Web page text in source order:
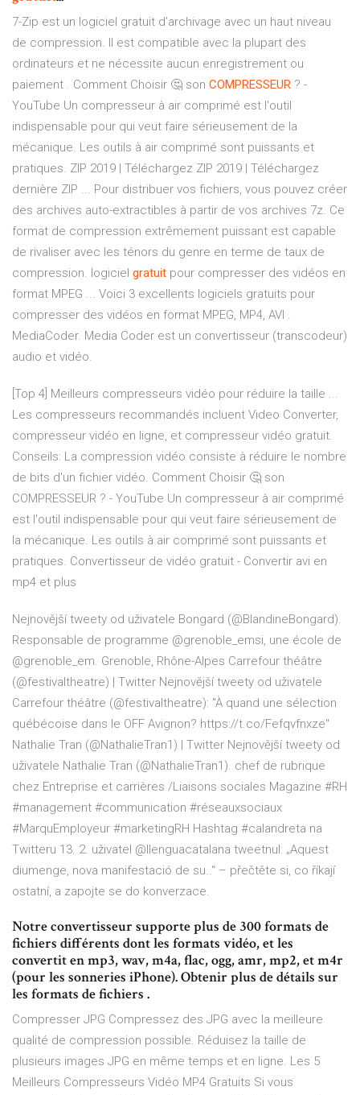
7-Zip est un logiciel gratuit d’archivage avec un haut niveau
de compression. Il est compatible avec la plupart des
ordinateurs et ne nécessite aucun enregistrement ou
paiement . Comment Choisir 🤔 son COMPRESSEUR ? -
YouTube Un compresseur à air comprimé est l'outil
indispensable pour qui veut faire sérieusement de la
mécanique. Les outils à air comprimé sont puissants et
pratiques. ZIP 2019 | Téléchargez ZIP 2019 | Téléchargez
dernière ZIP ... Pour distribuer vos fichiers, vous pouvez créer
des archives auto-extractibles à partir de vos archives 7z. Ce
format de compression extrêmement puissant est capable
de rivaliser avec les ténors du genre en terme de taux de
compression. logiciel gratuit pour compresser des vidéos en
format MPEG ... Voici 3 excellents logiciels gratuits pour
compresser des vidéos en format MPEG, MP4, AVI .
MediaCoder. Media Coder est un convertisseur (transcodeur)
audio et vidéo.
[Top 4] Meilleurs compresseurs vidéo pour réduire la taille ...
Les compresseurs recommandés incluent Video Converter,
compresseur vidéo en ligne, et compresseur vidéo gratuit.
Conseils: La compression vidéo consiste à réduire le nombre
de bits d'un fichier vidéo. Comment Choisir 🤔 son
COMPRESSEUR ? - YouTube Un compresseur à air comprimé
est l'outil indispensable pour qui veut faire sérieusement de
la mécanique. Les outils à air comprimé sont puissants et
pratiques. Convertisseur de vidéo gratuit - Convertir avi en
mp4 et plus
Nejnovější tweety od uživatele Bongard (@BlandineBongard).
Responsable de programme @grenoble_emsi, une école de
@grenoble_em. Grenoble, Rhône-Alpes Carrefour théâtre
(@festivaltheatre) | Twitter Nejnovější tweety od uživatele
Carrefour théâtre (@festivaltheatre): "À quand une sélection
québécoise dans le OFF Avignon? https://t.co/Fefqvfnxze"
Nathalie Tran (@NathalieTran1) | Twitter Nejnovější tweety od
uživatele Nathalie Tran (@NathalieTran1). chef de rubrique
chez Entreprise et carrières /Liaisons sociales Magazine #RH
#management #communication #réseauxsociaux
#MarquEmployeur #marketingRH Hashtag #calandreta na
Twitteru 13. 2. uživatel @llenguacatalana tweetnul: „Aquest
diumenge, nova manifestació de su..“ – přečtěte si, co říkají
ostatní, a zapojte se do konverzace.
Notre convertisseur supporte plus de 300 formats de
fichiers différents dont les formats vidéo, et les
convertit en mp3, wav, m4a, flac, ogg, amr, mp2, et m4r
(pour les sonneries iPhone). Obtenir plus de détails sur
les formats de fichiers .
Compresser JPG Compressez des JPG avec la meilleure
qualité de compression possible. Réduisez la taille de
plusieurs images JPG en même temps et en ligne. Les 5
Meilleurs Compresseurs Vidéo MP4 Gratuits Si vous